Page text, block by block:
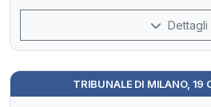
Dettagli
TRIBUNALE DI MILANO, 19